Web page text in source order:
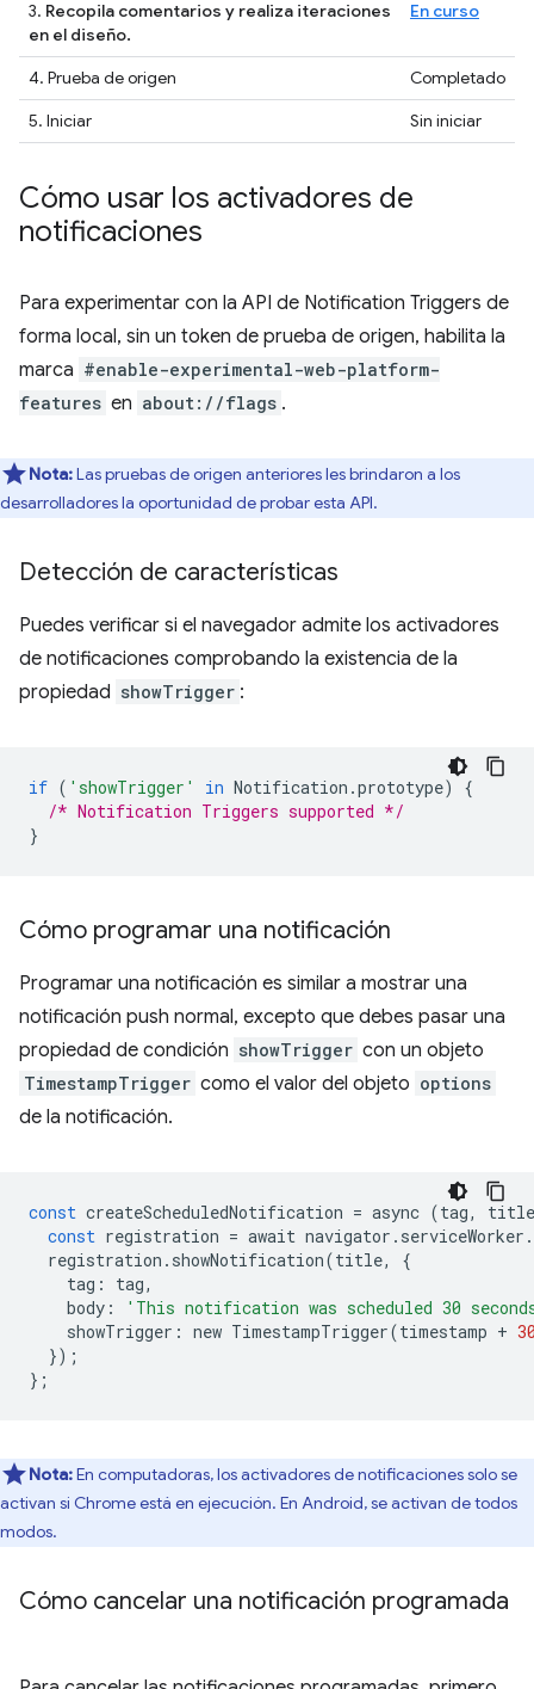
3. Recopila comentarios y realiza iteraciones
en el diseño.
En curso
4. Prueba de origen
Completado
5. Iniciar
Sin iniciar
Cómo usar los activadores de
notificaciones
Para experimentar con la API de Notification Triggers de
forma local, sin un token de prueba de origen, habilita la
marca #enable-experimental-web-platform-
features en about://flags .
Nota:Las pruebas de origen anteriores les brindaron a los
desarrolladores la oportunidad de probar esta API.
Detección de características
Puedes verificar si el navegador admite los activadores
de notificaciones comprobando la existencia de la
propiedad showTrigger :
if ( 'showTrigger' in Notification .prototype)
{
/* Notification Triggers supported */
}
Cómo programar una notificación
Programar una notificación es similar a mostrar una
notificación push normal, excepto que debes pasar una
propiedad de condición showTrigger con un objeto
TimestampTrigger como el valor del objeto options
de la notificación.
const createScheduledNotification = async (tag,
title
const registration = await navigator . serviceWorker .
registration . showNotification(title,
{
tag : tag,
body :
'This notification was scheduled 30
showTrigger : new TimestampTrigger(timestamp +
});
};
Nota:En computadoras, los activadores de notificaciones solo se
activan si Chrome está en ejecución. En Android, se activan de todos
modos.
Cómo cancelar una notificación programada